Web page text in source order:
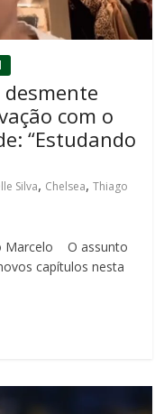
desmente
com o
“Estudando
Silva, Chelsea,Thiago
Marcelo O assunto
capítulos nesta